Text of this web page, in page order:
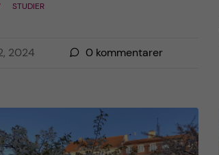
STUDIER
2024 0 kommentarer